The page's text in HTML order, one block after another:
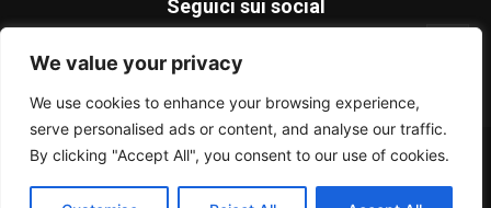
We value your privacy
We use cookies to enhance your browsing experience,
serve personalised ads or content, and analyse our traffic.
By clicking "Accept All", you consent to our use of cookies.
Seguici sui social
© Bassaparola.it 2015-2025
Privacy Policy